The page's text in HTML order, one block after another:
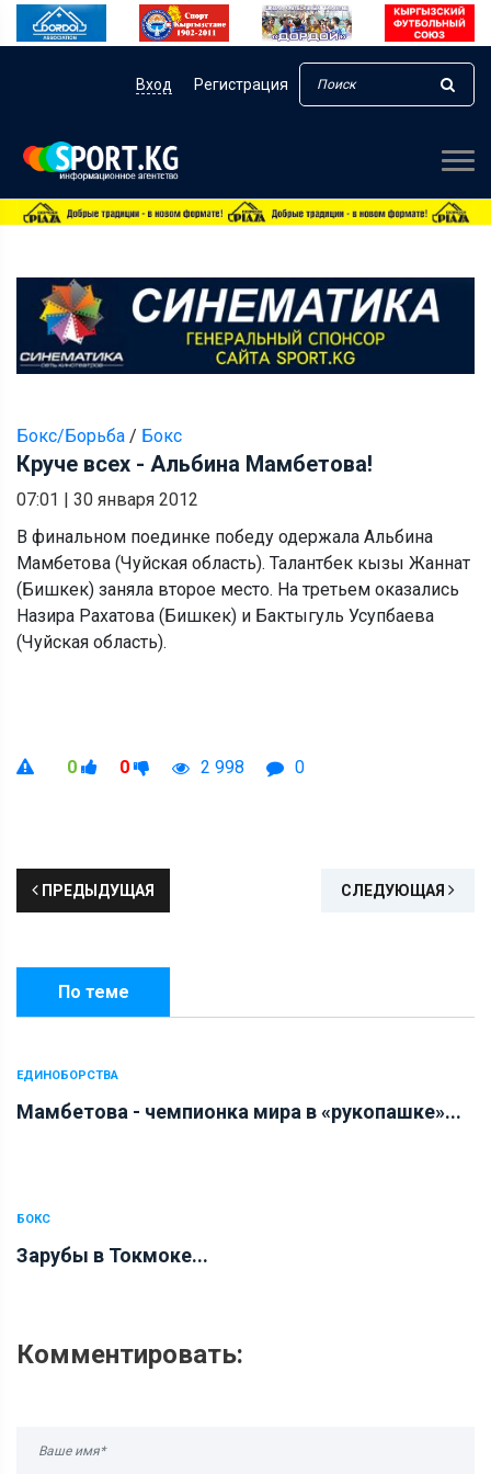
Вход Регистрация
Бокс/Борьба / Бокс
Круче всех - Альбина Мамбетова!
07:01 | 30 января 2012
В финальном поединке победу одержала Альбина
Мамбетова (Чуйская область). Талантбек кызы Жаннат
(Бишкек) заняла второе место. На третьем оказались
Назира Рахатова (Бишкек) и Бактыгуль Усупбаева
(Чуйская область).
0 0 2 998 0
ПРЕДЫДУЩАЯ СЛЕДУЮЩАЯ
По теме
ЕДИНОБОРСТВА
Мамбетова - чемпионка мира в «рукопашке»...
БОКС
Зарубы в Токмоке...
Комментировать: